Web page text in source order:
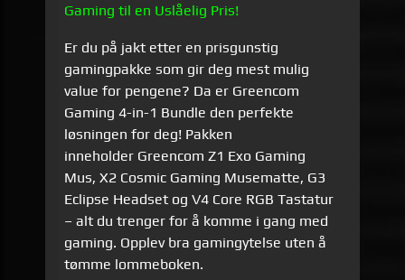
Gaming til en Uslåelig Pris!
Er du på jakt etter en prisgunstig
gamingpakke som gir deg mest mulig
value for pengene? Da er Greencom
Gaming 4-in-1 Bundle den perfekte
løsningen for deg! Pakken
inneholder Greencom Z1 Exo Gaming
Mus, X2 Cosmic Gaming Musematte, G3
Eclipse Headset og V4 Core RGB Tastatur
– alt du trenger for å komme i gang med
gaming. Opplev bra gamingytelse uten å
tømme lommeboken.